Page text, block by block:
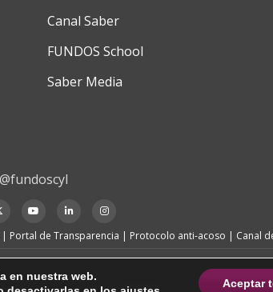
Canal Saber
FUNDOS School
Saber Media
@fundoscyl
fa-
youtube-
play
fa-
linkedin
fa-
instagram
Portal de Transparencia | Protocolo anti-acoso | Canal
en nuestra web.
Aceptar